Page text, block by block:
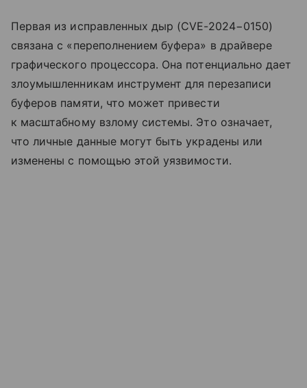
Первая из исправленных дыр (CVE-2024−0150)
связана с «переполнением буфера» в драйвере
графического процессора. Она потенциально дает
злоумышленникам инструмент для перезаписи
буферов памяти, что может привести
к масштабному взлому системы. Это означает,
что личные данные могут быть украдены или
изменены с помощью этой уязвимости.